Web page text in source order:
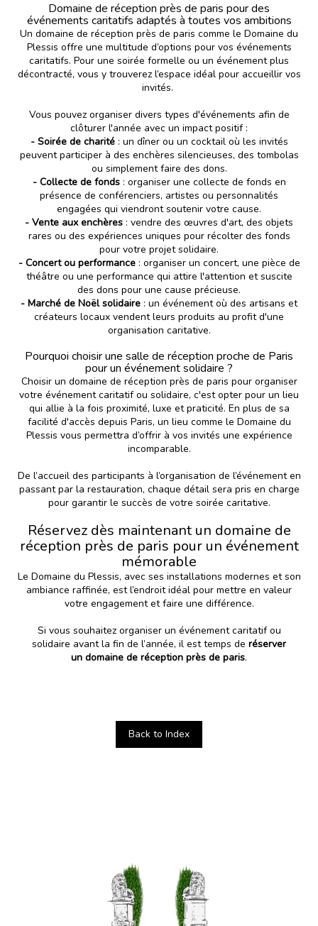
Domaine de réception près de paris pour des
événements caritatifs adaptés à toutes vos ambitions
Un domaine de réception près de paris comme le Domaine du
Plessis offre une multitude d’options pour vos événements
caritatifs. Pour une soirée formelle ou un événement plus
décontracté, vous y trouverez l’espace idéal pour accueillir vos
invités.
Vous pouvez organiser divers types d'événements afin de
clôturer l'année avec un impact positif :
- Soirée de charité: un dîner ou un cocktail où les invités
peuvent participer à des enchères silencieuses, des tombolas
ou simplement faire des dons.
- Collecte de fonds: organiser une collecte de fonds en
présence de conférenciers, artistes ou personnalités
engagées qui viendront soutenir votre cause.
- Vente aux enchères : vendre des œuvres d'art, des objets
rares ou des expériences uniques pour récolter des fonds
pour votre projet solidaire.
- Concert ou performance: organiser un concert, une pièce de
théâtre ou une performance qui attire l'attention et suscite
des dons pour une cause précieuse.
- Marché de Noël solidaire : un événement où des artisans et
créateurs locaux vendent leurs produits au profit d'une
organisation caritative.
Pourquoi choisir une salle de réception proche de Paris
pour un événement solidaire ?
Choisir un domaine de réception près de paris pour organiser
votre événement caritatif ou solidaire, c'est opter pour un lieu
qui allie à la fois proximité, luxe et praticité. En plus de sa
facilité d'accès depuis Paris, un lieu comme le Domaine du
Plessis vous permettra d’offrir à vos invités une expérience
incomparable.
De l’accueil des participants à l’organisation de l’événement en
passant par la restauration, chaque détail sera pris en charge
pour garantir le succès de votre soirée caritative.
Réservez dès maintenant un domaine de
réception près de paris pour un événement
mémorable
Le Domaine du Plessis, avec ses installations modernes et son
ambiance raffinée, est l’endroit idéal pour mettre en valeur
votre engagement et faire une différence.
Si vous souhaitez organiser un événement caritatif ou
solidaire avant la fin de l’année, il est temps de réserver
un domaine de réception près de paris.
Back to Index